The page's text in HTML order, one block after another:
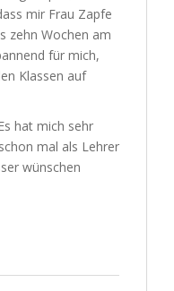
mir Frau Zapfe
zehn Wochen am
für mich,
Klassen auf
hat mich sehr
mal als Lehrer
wünschen